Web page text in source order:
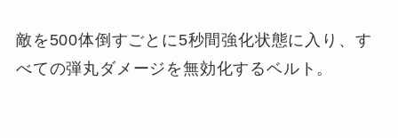
敵を500体倒すごとに5秒間強化状態に入り、す
べての弾丸ダメージを無効化するベルト。